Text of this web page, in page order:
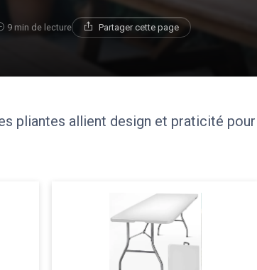
9 min de lecture Partager cette page
pliantes allient design et praticité